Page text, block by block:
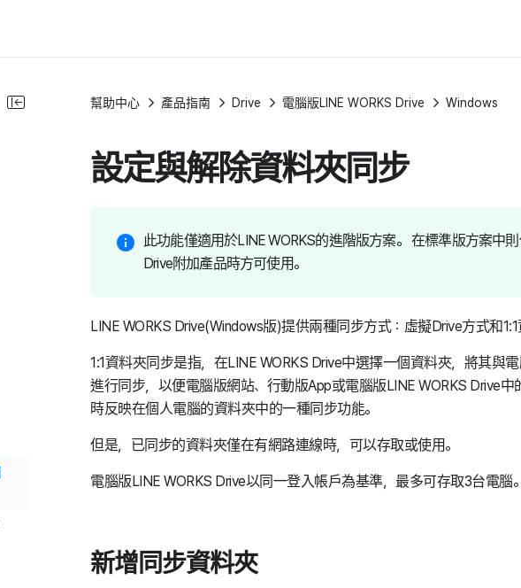
幫助中心 產品指南 Drive 電腦版LINE WORKS Drive Windows
設定與解除資料夾同步
此功能僅適用於LINE WORKS的進階版方案。 在標準版方案中
Drive附加產品時方可使用。
LINE WORKS Drive(Windows版)提供兩種同步方式：虛擬Drive方式和1:1
1:1資料夾同步是指，在LINE WORKS Drive中選擇一個資料夾，將其與
進行同步，以便電腦版網站、行動版App或電腦版LINE WORKS Drive中
時反映在個人電腦的資料夾中的一種同步功能。
但是，已同步的資料夾僅在有網路連線時，可以存取或使用。
電腦版LINE WORKS Drive以同一登入帳戶為基準，最多可存取3台電腦。
新增同步資料夾